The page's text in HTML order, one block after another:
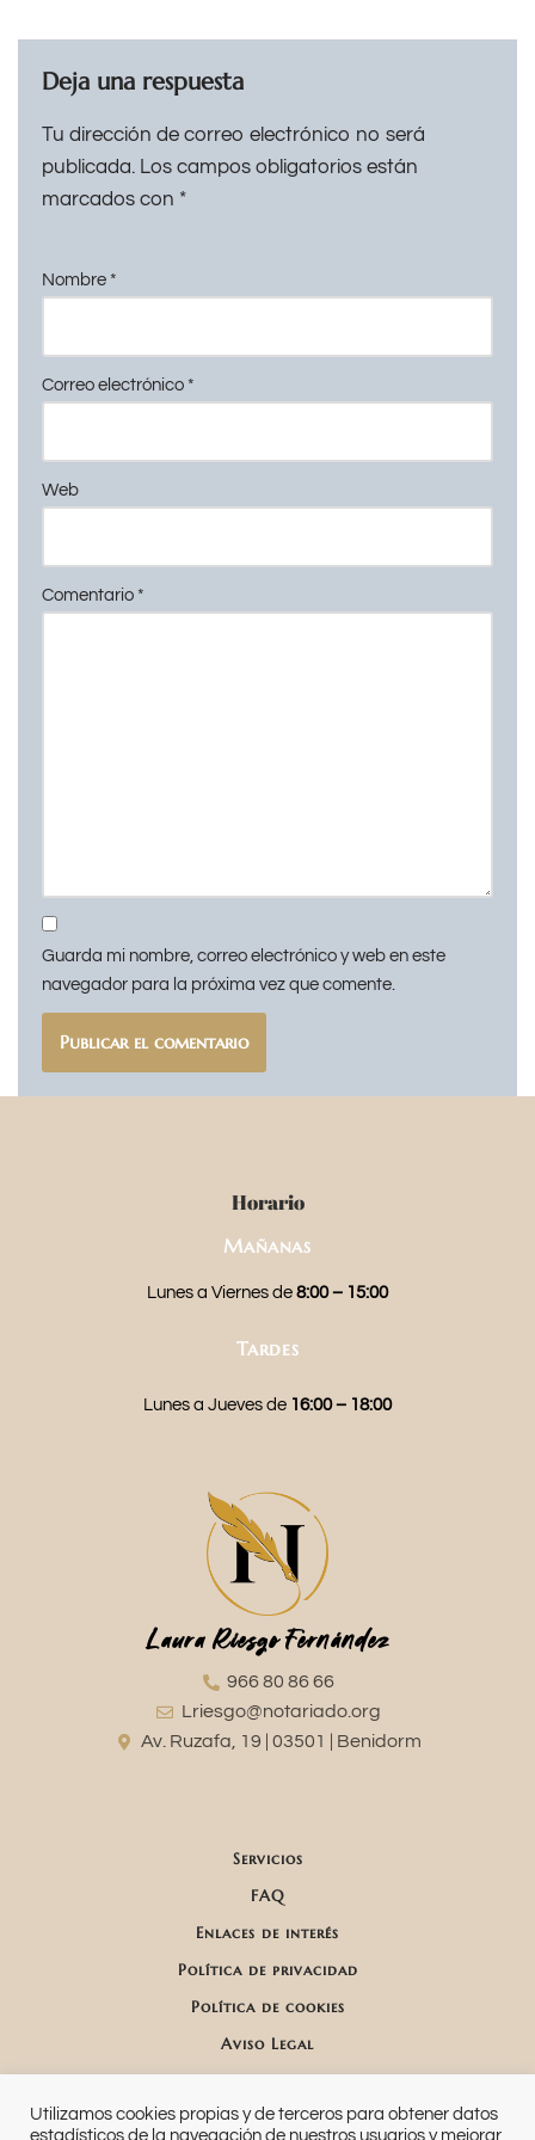
Deja una respuesta
Tu dirección de correo electrónico no será
publicada. Los campos obligatorios están
marcados con *
Nombre *
Correo electrónico *
Web
Comentario *
Guarda mi nombre, correo electrónico y web en este
navegador para la próxima vez que comente.
Horario
Mañanas
Lunes a Viernes de 8:00 – 15:00
Tardes
Lunes a Jueves de 16:00 – 18:00
Laura Riesgo Fernández
966 80 86 66
Lriesgo@notariado.org
Av. Ruzafa, 19 | 03501 | Benidorm
Servicios
FAQ
Enlaces de interés
Política de privacidad
Política de cookies
Aviso Legal
Utilizamos cookies propias y de terceros para obtener datos
estadísticos de la navegación de nuestros usuarios y mejorar